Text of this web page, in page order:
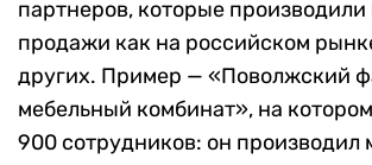
партнеров, которые производили
продажи как на российском
других. Пример — «Поволжский
мебельный комбинат», на
900 сотрудников: он производил